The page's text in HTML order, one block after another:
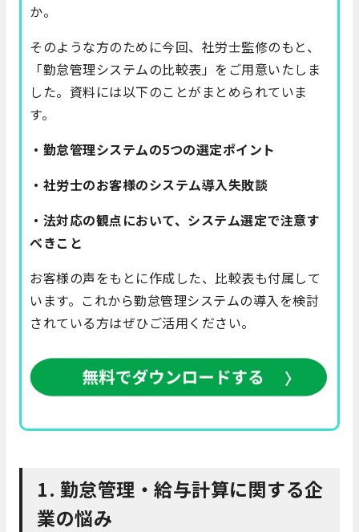
か。
そのような方のために今回、社労士監修のもと、
「勤怠管理システムの比較表」をご用意いたしま
した。資料には以下のことがまとめられていま
す。
・勤怠管理システムの5つの選定ポイント
・社労士のお客様のシステム導入失敗談
・法対応の観点において、システム選定で注意す
べきこと
お客様の声をもとに作成した、比較表も付属して
います。これから勤怠管理システムの導入を検討
されている方はぜひご活用ください。
1. 勤怠管理・給与計算に関する企
業の悩み